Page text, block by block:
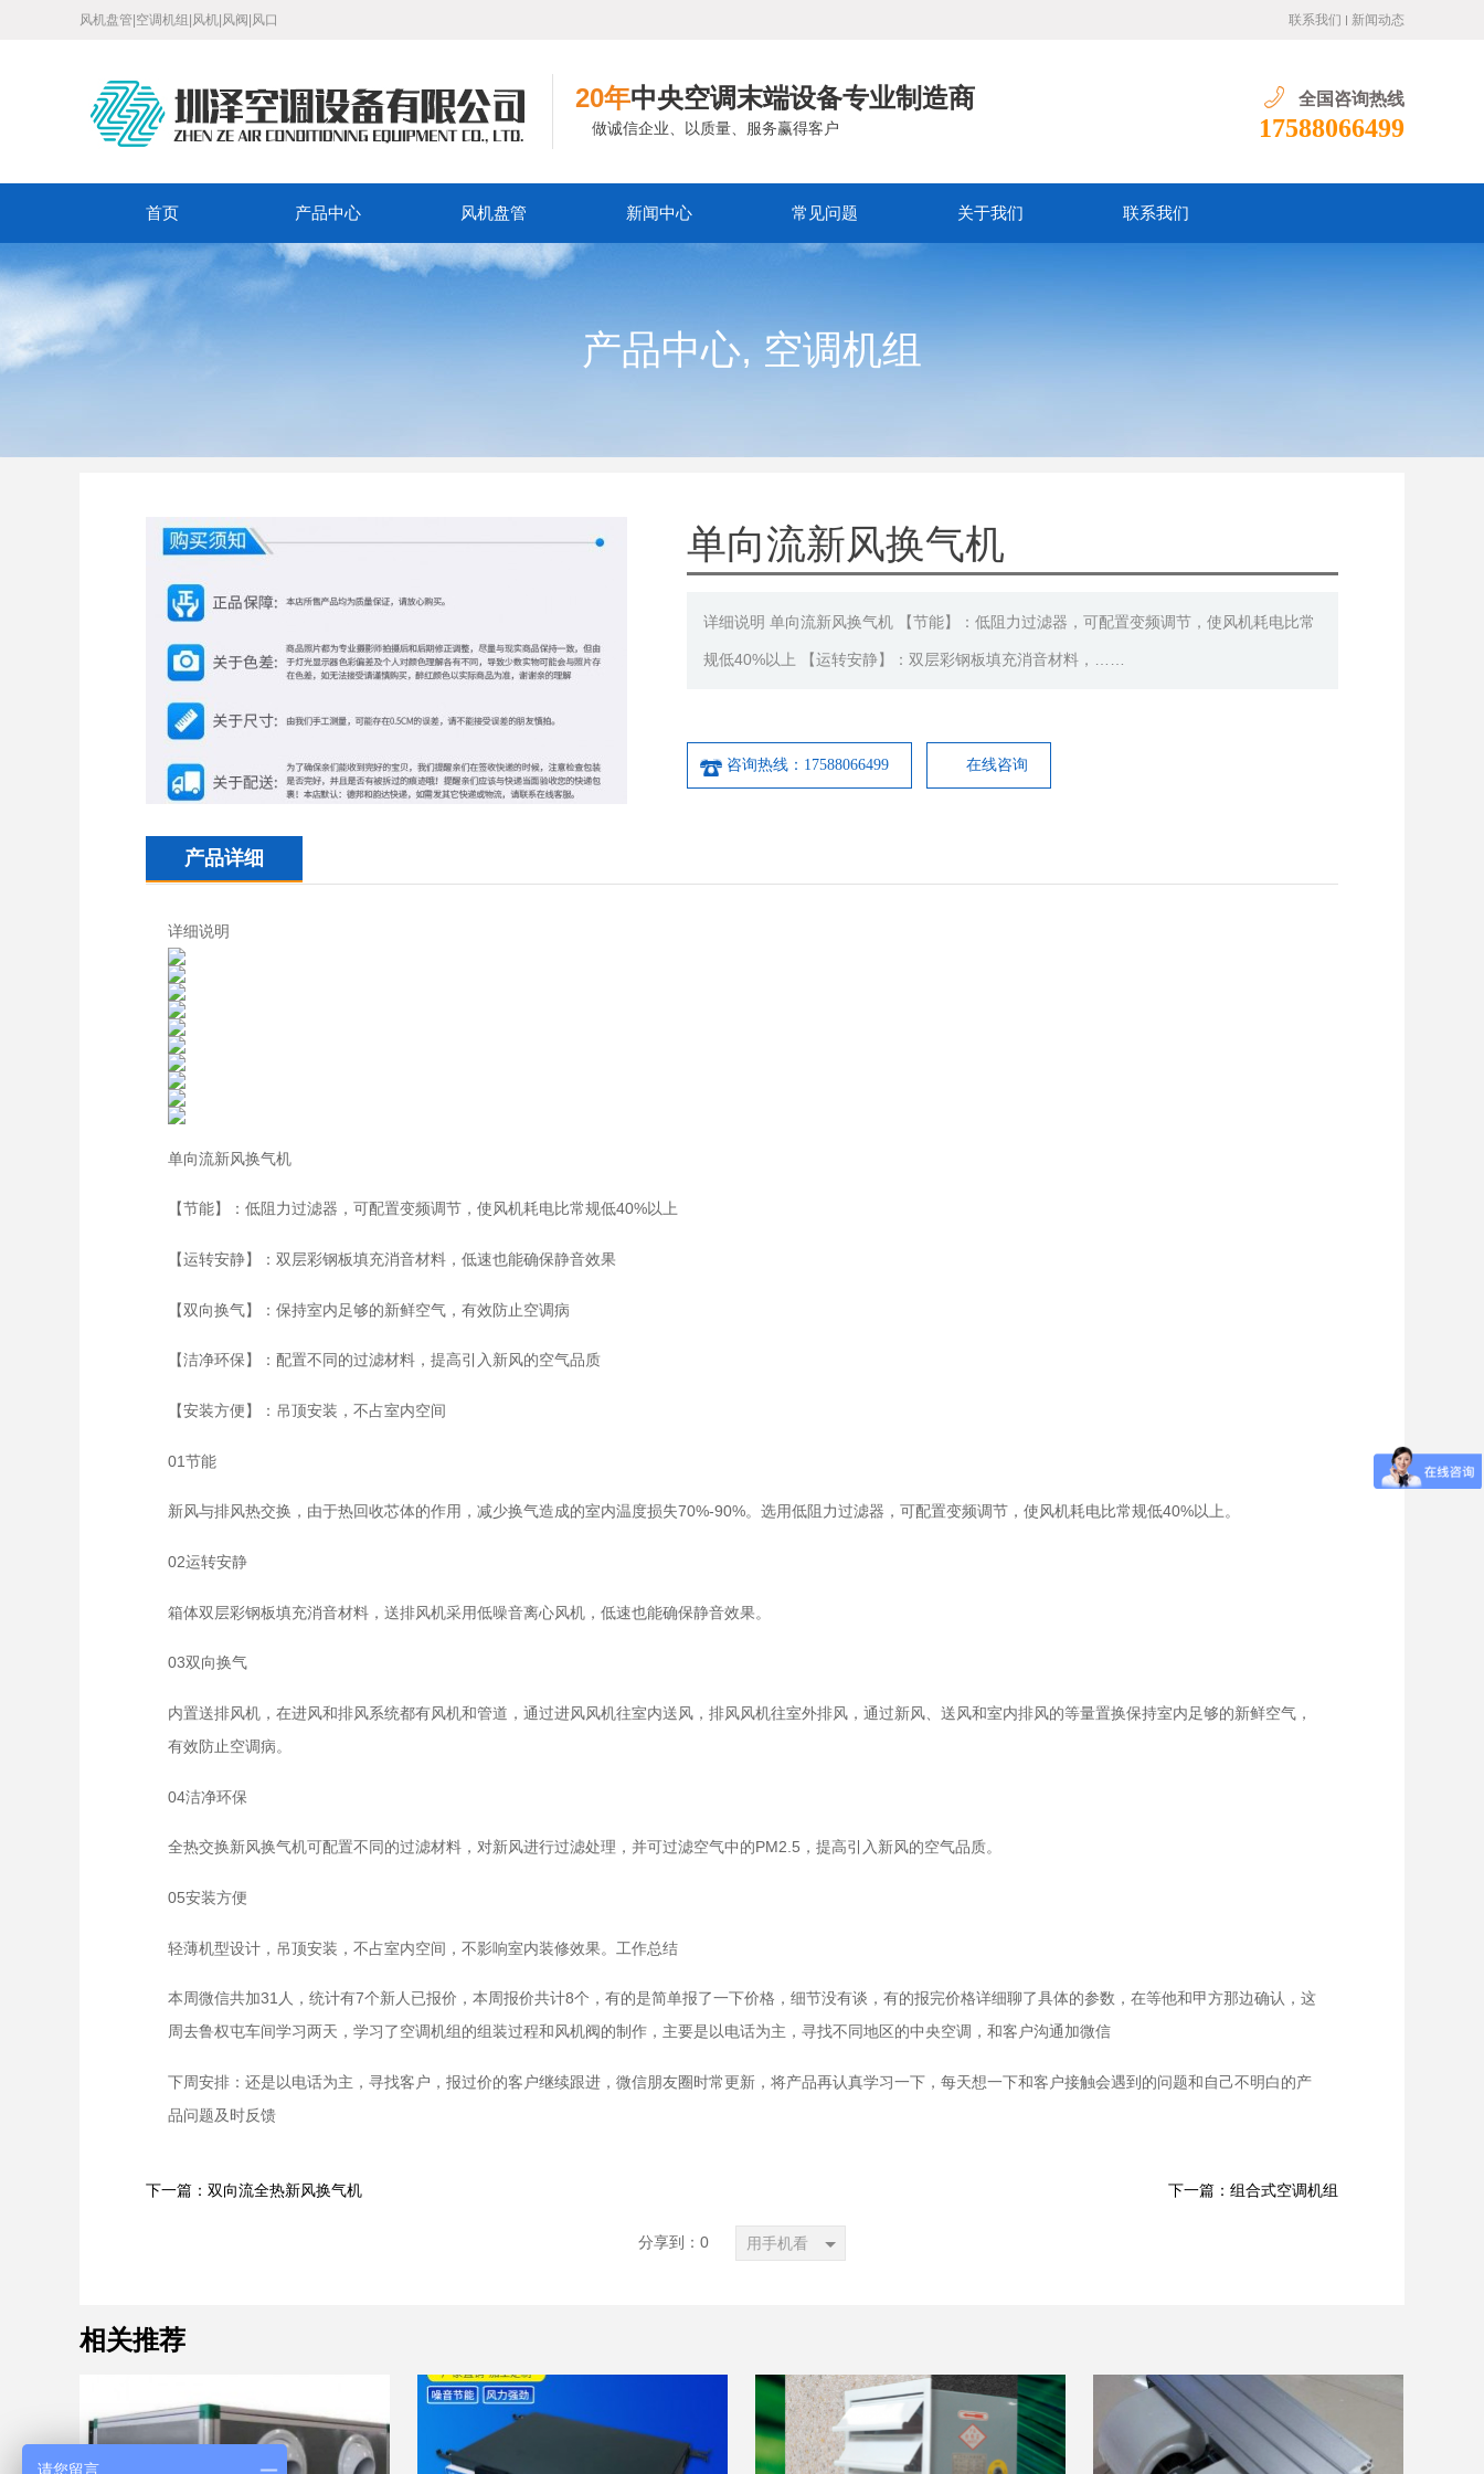
风机盘管|空调机组|风机|风阀|风口 联系我们 新闻动态
20年中央空调末端设备专业制造商
做诚信企业、以质量、服务赢得客户
全国咨询热线
17588066499
首页 产品中心 风机盘管 新闻中心 常见问题 关于我们 联系我们
产品中心, 空调机组
单向流新风换气机
详细说明 单向流新风换气机 【节能】：低阻力过滤器，可配置变频调节，使风机耗电比常
规低40%以上 【运转安静】：双层彩钢板填充消音材料，……
咨询热线：17588066499 在线咨询
产品详细
详细说明
单向流新风换气机
【节能】：低阻力过滤器，可配置变频调节，使风机耗电比常规低40%以上
【运转安静】：双层彩钢板填充消音材料，低速也能确保静音效果
【双向换气】：保持室内足够的新鲜空气，有效防止空调病
【洁净环保】：配置不同的过滤材料，提高引入新风的空气品质
【安装方便】：吊顶安装，不占室内空间
01节能
新风与排风热交换，由于热回收芯体的作用，减少换气造成的室内温度损失70%-90%。选用低阻力过滤器，可配置变频调节，使风机耗电比常规低40%以上。
02运转安静
箱体双层彩钢板填充消音材料，送排风机采用低噪音离心风机，低速也能确保静音效果。
03双向换气
内置送排风机，在进风和排风系统都有风机和管道，通过进风风机往室内送风，排风风机往室外排风，通过新风、送风和室内排风的等量置换保持室内足够的新鲜空气，
有效防止空调病。
04洁净环保
全热交换新风换气机可配置不同的过滤材料，对新风进行过滤处理，并可过滤空气中的PM2.5，提高引入新风的空气品质。
05安装方便
轻薄机型设计，吊顶安装，不占室内空间，不影响室内装修效果。工作总结
本周微信共加31人，统计有7个新人已报价，本周报价共计8个，有的是简单报了一下价格，细节没有谈，有的报完价格详细聊了具体的参数，在等他和甲方那边确认，这
周去鲁权屯车间学习两天，学习了空调机组的组装过程和风机阀的制作，主要是以电话为主，寻找不同地区的中央空调，和客户沟通加微信
下周安排：还是以电话为主，寻找客户，报过价的客户继续跟进，微信朋友圈时常更新，将产品再认真学习一下，每天想一下和客户接触会遇到的问题和自己不明白的产
品问题及时反馈
下一篇：双向流全热新风换气机 下一篇：组合式空调机组
分享到： 0 用手机看
相关推荐
请您留言